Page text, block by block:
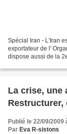
Spécial Iran - L'Iran
exportateur de l'
dispose aussi de la
La crise, une
Restructurer,
Publié le 22/09/2009
Par Eva R-sistons